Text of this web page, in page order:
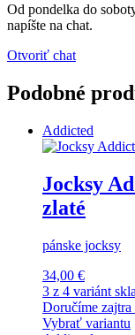
Od pondelka do
napíšte na chat.
Otvoriť chat
Podobné
Addicted
Jocksy
zlaté
pánske jocksy
34,00 €
3 z 4 variánt
Doručíme zajtra
Vybrať variantu